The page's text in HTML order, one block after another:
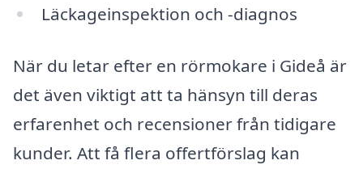
Läckageinspektion och -diagnos
När du letar efter en rörmokare i Gideå är
det även viktigt att ta hänsyn till deras
erfarenhet och recensioner från tidigare
kunder. Att få flera offertförslag kan